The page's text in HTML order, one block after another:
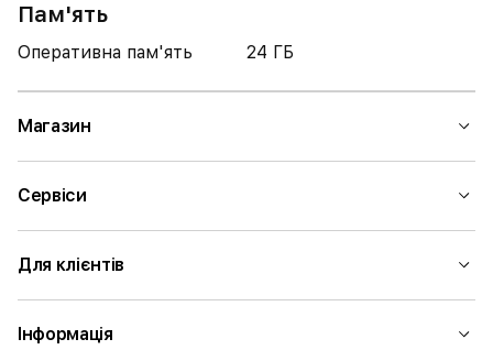
Пам'ять
Оперативна пам'ять 24 ГБ
Магазин
Сервіси
Для клієнтів
Інформація